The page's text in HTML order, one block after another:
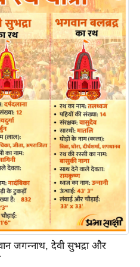
जगन्नाथ, देवी सुभद्रा और